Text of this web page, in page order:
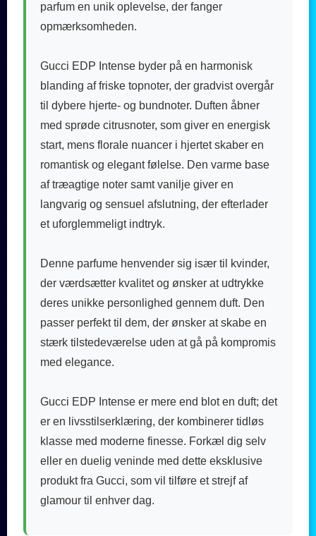
parfum en unik oplevelse, der fanger
opmærksomheden.
Gucci EDP Intense byder på en harmonisk
blanding af friske topnoter, der gradvist overgår
til dybere hjerte- og bundnoter. Duften åbner
med sprøde citrusnoter, som giver en energisk
start, mens florale nuancer i hjertet skaber en
romantisk og elegant følelse. Den varme base
af træagtige noter samt vanilje giver en
langvarig og sensuel afslutning, der efterlader
et uforglemmeligt indtryk.
Denne parfume henvender sig især til kvinder,
der værdsætter kvalitet og ønsker at udtrykke
deres unikke personlighed gennem duft. Den
passer perfekt til dem, der ønsker at skabe en
stærk tilstedeværelse uden at gå på kompromis
med elegance.
Gucci EDP Intense er mere end blot en duft; det
er en livsstilserklæring, der kombinerer tidløs
klasse med moderne finesse. Forkæl dig selv
eller en duelig veninde med dette eksklusive
produkt fra Gucci, som vil tilføre et strejf af
glamour til enhver dag.